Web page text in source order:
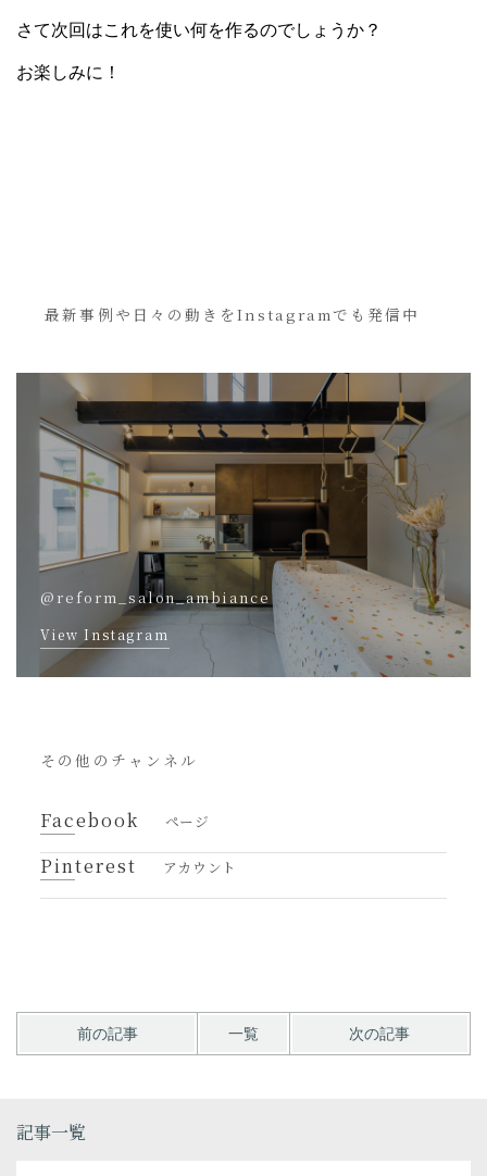
さて次回はこれを使い何を作るのでしょうか？
お楽しみに！
最新事例や日々の動きをInstagramでも発信中
@reform_salon_ambiance
View Instagram
その他のチャンネル
Facebook ページ
Pinterest アカウント
前の記事 一覧 次の記事
記事一覧